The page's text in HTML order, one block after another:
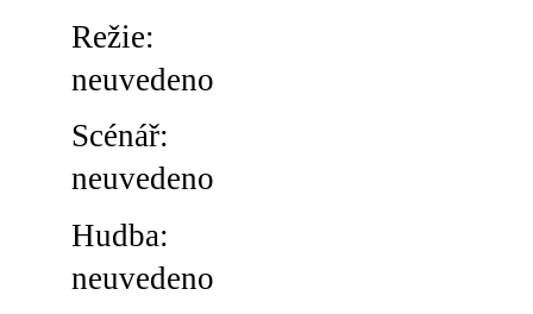
Režie:
neuvedeno
Scénář:
neuvedeno
Hudba:
neuvedeno